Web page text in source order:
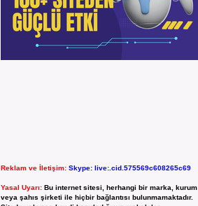
Reklam ve İletişim: Skype: live:.cid.575569c608265c69
Yasal Uyarı: Bu internet sitesi, herhangi bir marka, kurum
veya şahıs şirketi ile hiçbir bağlantısı bulunmamaktadır.